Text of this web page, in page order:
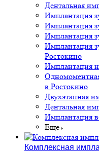
Дентальная
Имплантация
Имплантация
Имплантация
Имплантация
Ростокино
Имплантация
в Ростокино
Двухэтапная
Дентальная
Имплантация
Еще
Комплексная